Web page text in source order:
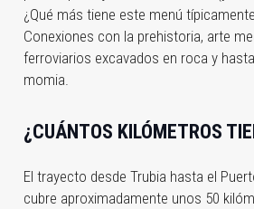
¿Qué más tiene este menú
Conexiones con la prehistoria, arte
ferroviarios excavados en roca y
momia.
¿CUÁNTOS KILÓMETROS
El trayecto desde Trubia hasta el
cubre aproximadamente unos 50